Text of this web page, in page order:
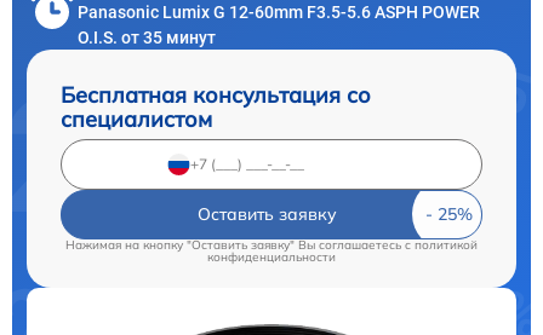
Panasonic Lumix G 12-60mm F3.5-5.6 ASPH POWER
O.I.S. от 35 минут
Бесплатная консультация со
специалистом
Оставить заявку
Нажимая на кнопку "Оставить заявку" Вы соглашаетесь cполитикой
конфиденциальности